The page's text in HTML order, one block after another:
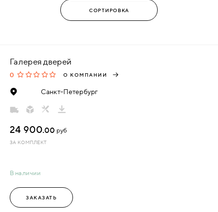
Галерея дверей
0 О КОМПАНИИ
Санкт-Петербург
В наличии
24 900.00 руб
ЗА КОМПЛЕКТ
ЗАКАЗАТЬ